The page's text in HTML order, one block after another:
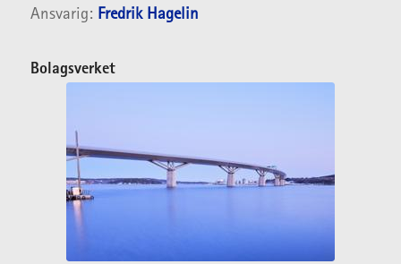
Ansvarig: Fredrik Hagelin
Bolagsverket